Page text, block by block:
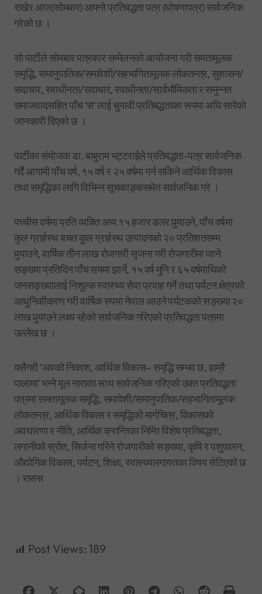
राखेर आज(सोमबार) आफ्नो प्रतिबद्धता पत्र (घोषणापत्र) सार्वजनिक
गरेको छ ।
सो पार्टीले सोमबार पत्रकार सम्मेलनको आयोजना गरी समतामूलक
समृद्धि, समानुपातिक/समावेशी/सहभागितामूलक लोकतन्त्र, सुशासन/
सदाचार, स्वाधीनता/सदाचार, स्वाधीनता/सार्वभौमिकता र समुन्नत
समाजवादसहित पाँच ‘स’ लाई चुनावी प्रतिबद्धताका रूपमा अघि सारेको
जानकारी दिएको छ ।
पार्टीका संयोजक डा. बाबुराम भट्टराईले प्रतिबद्धता-पत्र सार्वजनिक
गर्दै आगामी पाँच वर्ष, १५ वर्ष र २५ वर्षमा गर्न सकिने आर्थिक विकास
तथा समृद्धिका लागि विभिन्न सूचकाङ्कसमेत सार्वजनिक गरे ।
पच्चीस वर्षमा प्रति व्यक्ति आय १५ हजार डलर पुर्‍याउने, पाँच वर्षमा
कुल ग्रार्हस्थ बचत कुल ग्रार्हस्थ उत्पादनको २० प्रतिशतसम्म
पुर्‍याउने, वार्षिक तीन लाख रोजगारी सृजना गरी रोजगारीमा जाने
सङ्ख्या प्रतिदिन पाँच सयमा झार्ने, १५ वर्ष मुनि र ६५ वर्षमाथिको
जनसङ्ख्यालाई निशुल्क स्वास्थ्य सेवा प्रवाह गर्ने तथा पर्यटन क्षेत्रको
आधुनिकीकरण गरी वार्षिक रुपमा नेपाल आउने पर्यटकको सङ्ख्या २०
लाख पुर्‍याउने लक्ष्य रहेको सार्वजनिक गरिएको प्रतिवद्धता पत्रमा
उल्लेख छ ।
यसैगरी ‘अवको निकाश, आर्थिक विकास– समृद्धि सम्भव छ, हाम्रै
पालामा’ भन्ने मूल नाराका साथ सार्वजनिक गरिएको उक्त प्रतिवद्धता
पत्रमा समतामूलक समृद्धि, समावेशी/समानुपातिक/सहभागितामूलक
लोकतन्त्र, आर्थिक विकास र समृद्धिको मार्गचित्र, विकासको
अवधारणा र नीति, आर्थिक क्रान्तिका निम्ति विशेष प्रतिबद्धता,
लगानीको स्रोत, सिर्जना गरिने रोजगारीको सङ्ख्या, कृषि र पशुपालन,
औद्योगिक विकास, पर्यटन, शिक्षा, स्वास्थ्यलगायतका विषय सेटिएको छ
। रासस
Post Views: 189